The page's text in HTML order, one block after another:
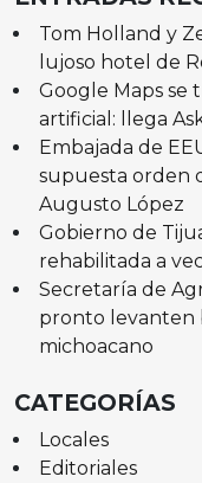
Tom Holland y
lujoso hotel de
Google Maps se
artificial: llega
Embajada de
supuesta orden
Augusto López
Gobierno de
rehabilitada a
Secretaría de
pronto levanten
michoacano
CATEGORÍAS
Locales
Editoriales